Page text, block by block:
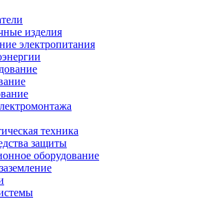
изделия
электропитания
техника
защиты
оборудование